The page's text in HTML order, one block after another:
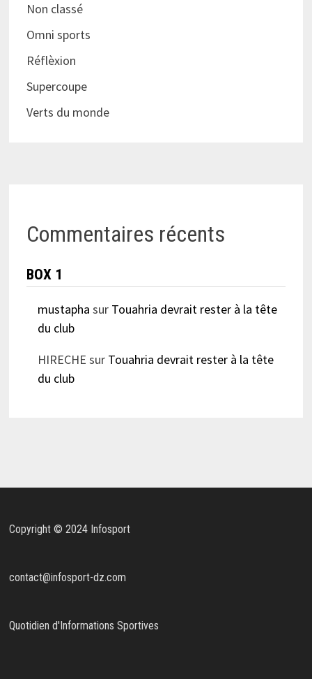
Non classé
Omni sports
Réflèxion
Supercoupe
Verts du monde
Commentaires récents
BOX 1
mustapha sur Touahria devrait rester à la tête
du club
HIRECHE sur Touahria devrait rester à la tête
du club
Copyright © 2024 Infosport
contact@infosport-dz.com
Quotidien d'Informations Sportives